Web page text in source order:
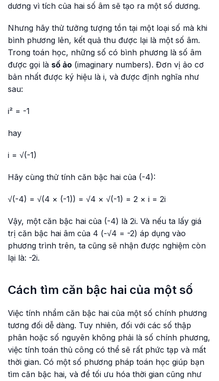
dương vì tích của hai số âm sẽ tạo ra một số dương.
Nhưng hãy thử tưởng tượng tồn tại một loại số mà khi
bình phương lên, kết quả thu được lại là một số âm.
Trong toán học, những số có bình phương là số âm
được gọi là số ảo (imaginary numbers). Đơn vị ảo cơ
bản nhất được ký hiệu là i, và được định nghĩa như
sau:
i² = -1
hay
i = √(-1)
Hãy cùng thử tính căn bậc hai của (-4):
√(-4) = √(4 × (-1)) = √4 × √(-1) = 2 × i = 2i
Vậy, một căn bậc hai của (-4) là 2i. Và nếu ta lấy giá
trị căn bậc hai âm của 4 (-√4 = -2) áp dụng vào
phương trình trên, ta cũng sẽ nhận được nghiệm còn
lại là: -2i.
Cách tìm căn bậc hai của một số
Việc tính nhẩm căn bậc hai của một số chính phương
tương đối dễ dàng. Tuy nhiên, đối với các số thập
phân hoặc số nguyên không phải là số chính phương,
việc tính toán thủ công có thể sẽ rất phức tạp và mất
thời gian. Có một số phương pháp toán học giúp bạn
tìm căn bậc hai, và để tối ưu hóa thời gian cũng như